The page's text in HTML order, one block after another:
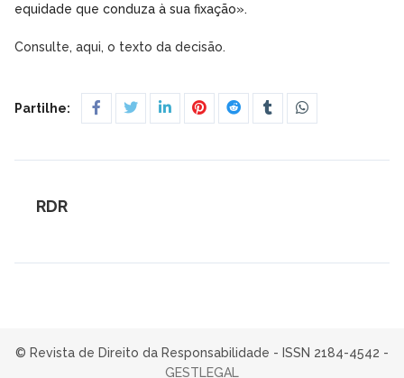
equidade que conduza à sua fixação».
Consulte, aqui, o texto da decisão.
Partilhe:
RDR
© Revista de Direito da Responsabilidade - ISSN 2184-4542 -
GESTLEGAL